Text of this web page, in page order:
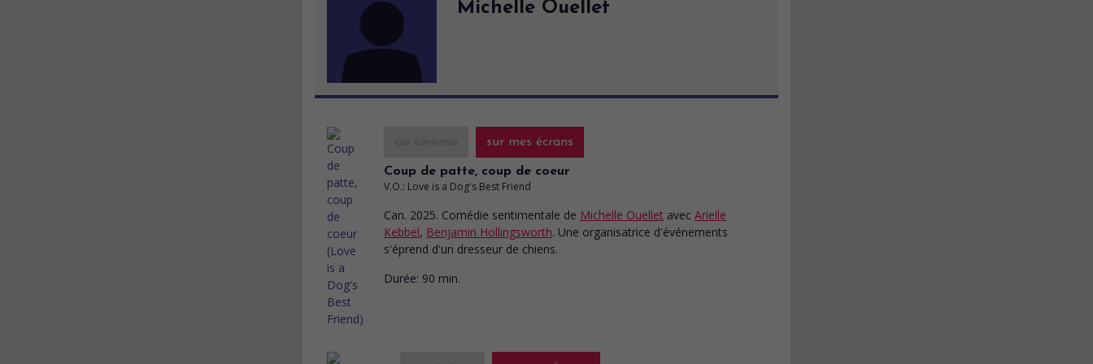
Michelle Ouellet
sur mes écrans
Coup de patte, coup de coeur
V.O.: Love is a Dog's Best Friend
Can. 2025. Comédie sentimentale de Michelle Ouellet avec Arielle
Kebbel, Benjamin Hollingsworth. Une organisatrice d'événements
s'éprend d'un dresseur de chiens.
Durée: 90 min.